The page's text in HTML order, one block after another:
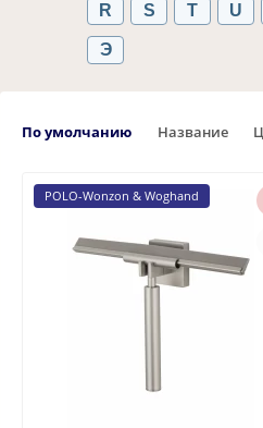
R S T U
Э
По умолчанию Название
POLO-Wonzon & Woghand